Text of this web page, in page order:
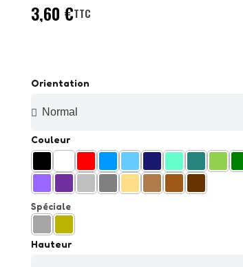
3,60 €TTC
Orientation
Couleur
Spéciale
Hauteur